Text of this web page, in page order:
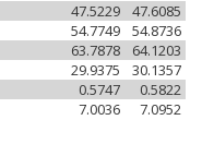
47.6085
47.5229
54.8736
54.7749
64.1203
63.7878
30.1357
29.9375
0.5822
0.5747
7.0952
7.0036